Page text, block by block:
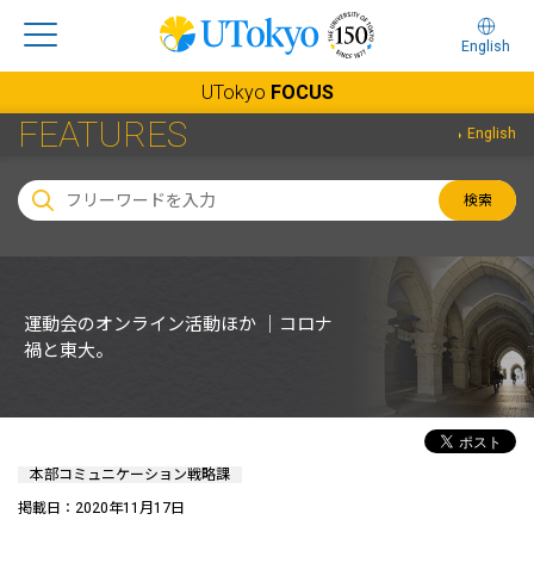
English
UTokyo FOCUS
FEATURES English
検索
運動会のオンライン活動ほか ｜コロナ
禍と東大。
本部コミュニケーション戦略課
掲載日：2020年11月17日